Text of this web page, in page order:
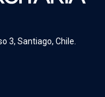
3, Santiago, Chile.